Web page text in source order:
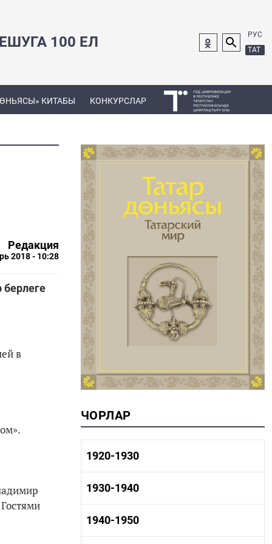
100 ЕЛ
РУС
ТАТ
КИТАБЫ КОНКУРСЛАР
Редакция
2018 - 10:28
в
ЧОРЛАР
1920-1930
1920-1930 тарих
1920-1930 мәдәният
1930-1940
1930-1940 тарих
1930-1940 мәдәният
1940-1950